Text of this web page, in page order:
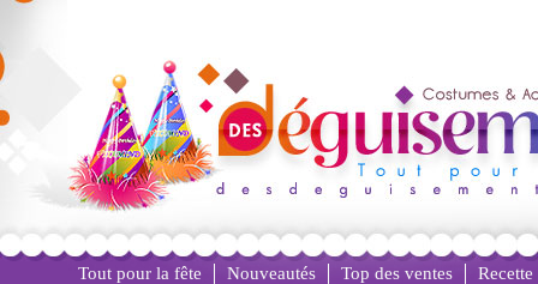
Tout pour la fête Nouveautés Top des ventes